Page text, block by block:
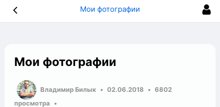
Мои фотографии
Мои фотографии
Владимир Билык 02.06.2018
6802
просмотра